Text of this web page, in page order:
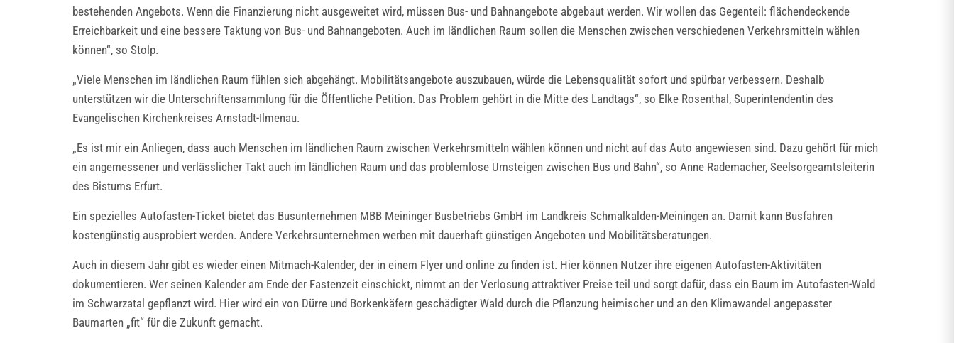
bestehenden Angebots. Wenn die Finanzierung nicht ausgeweitet wird, müssen Bus- und Bahnangebote abgebaut werden. Wir wollen das Gegenteil: flächendeckende
Erreichbarkeit und eine bessere Taktung von Bus- und Bahnangeboten. Auch im ländlichen Raum sollen die Menschen zwischen verschiedenen Verkehrsmitteln wählen
können“, so Stolp.
„Viele Menschen im ländlichen Raum fühlen sich abgehängt. Mobilitätsangebote auszubauen, würde die Lebensqualität sofort und spürbar verbessern. Deshalb
unterstützen wir die Unterschriftensammlung für die Öffentliche Petition. Das Problem gehört in die Mitte des Landtags“, so Elke Rosenthal, Superintendentin des
Evangelischen Kirchenkreises Arnstadt-Ilmenau.
„Es ist mir ein Anliegen, dass auch Menschen im ländlichen Raum zwischen Verkehrsmitteln wählen können und nicht auf das Auto angewiesen sind. Dazu gehört für mich
ein angemessener und verlässlicher Takt auch im ländlichen Raum und das problemlose Umsteigen zwischen Bus und Bahn“, so Anne Rademacher, Seelsorgeamtsleiterin
des Bistums Erfurt.
Ein spezielles Autofasten-Ticket bietet das Busunternehmen MBB Meininger Busbetriebs GmbH im Landkreis Schmalkalden-Meiningen an. Damit kann Busfahren
kostengünstig ausprobiert werden. Andere Verkehrsunternehmen werben mit dauerhaft günstigen Angeboten und Mobilitätsberatungen.
Auch in diesem Jahr gibt es wieder einen Mitmach-Kalender, der in einem Flyer und online zu finden ist. Hier können Nutzer ihre eigenen Autofasten-Aktivitäten
dokumentieren. Wer seinen Kalender am Ende der Fastenzeit einschickt, nimmt an der Verlosung attraktiver Preise teil und sorgt dafür, dass ein Baum im Autofasten-Wald
im Schwarzatal gepflanzt wird. Hier wird ein von Dürre und Borkenkäfern geschädigter Wald durch die Pflanzung heimischer und an den Klimawandel angepasster
Baumarten „fit“ für die Zukunft gemacht.